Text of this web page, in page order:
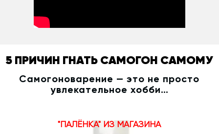
5 ПРИЧИН ГНАТЬ САМОГОН САМОМУ
Самогоноварение — это не просто
увлекательное хобби…
"ПАЛЁНКА" ИЗ МАГАЗИНА